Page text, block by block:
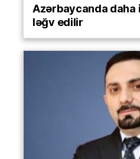
Azərbaycanda
ləğv edilir